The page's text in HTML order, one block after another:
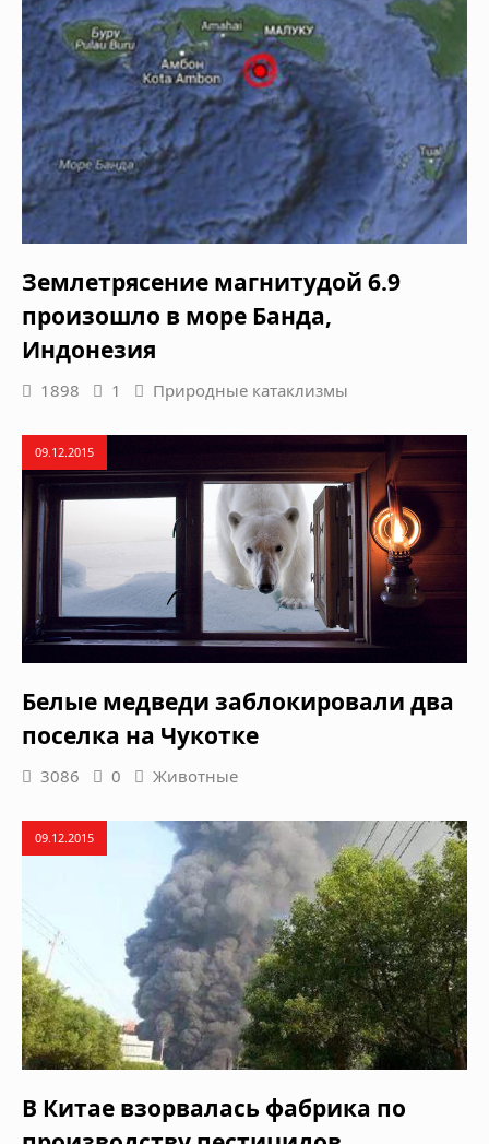
Землетрясение магнитудой 6.9
произошло в море Банда,
Индонезия
1898 1 Природные катаклизмы
09.12.2015
Белые медведи заблокировали два
поселка на Чукотке
3086 0 Животные
09.12.2015
В Китае взорвалась фабрика по